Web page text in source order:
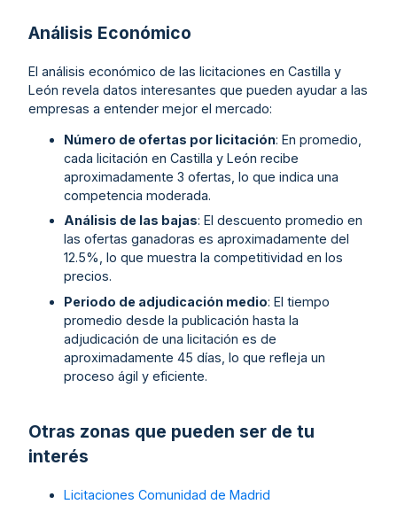
Análisis Económico
El análisis económico de las licitaciones en Castilla y
León revela datos interesantes que pueden ayudar a las
empresas a entender mejor el mercado:
Número de ofertas por licitación: En promedio,
cada licitación en Castilla y León recibe
aproximadamente 3 ofertas, lo que indica una
competencia moderada.
Análisis de las bajas: El descuento promedio en
las ofertas ganadoras es aproximadamente del
12.5%, lo que muestra la competitividad en los
precios.
Periodo de adjudicación medio: El tiempo
promedio desde la publicación hasta la
adjudicación de una licitación es de
aproximadamente 45 días, lo que refleja un
proceso ágil y eficiente.
Otras zonas que pueden ser de tu
interés
Licitaciones Comunidad de Madrid